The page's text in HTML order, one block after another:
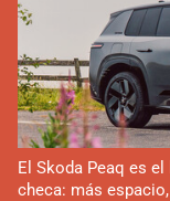
El Skoda Peaq es
checa: más